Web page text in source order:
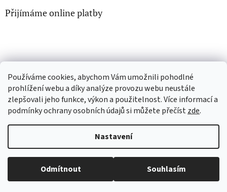
Používáme cookies, abychom Vám umožnili pohodlné
prohlížení webu a díky analýze provozu webu neustále
zlepšovali jeho funkce, výkon a použitelnost. Více informací a
podmínky ochrany osobních údajů si můžete přečístzde.
Nastavení
Odmítnout Souhlasím
Přijímáme online platby
EN-filmy.cz CD-Soundtrack.cz
Vytvořil Shoptet
Copyright 2026CD-hudba.cz. Všechna práva vyhrazena.Upravit